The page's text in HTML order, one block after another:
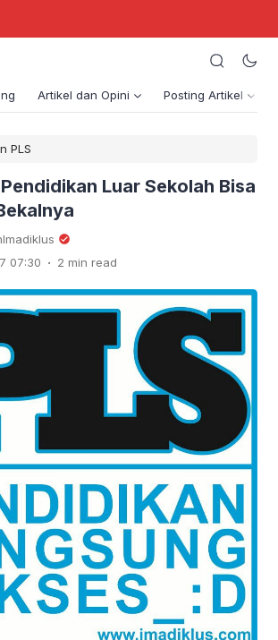
Artikel dan Opini Posting Artikel
PLS
Luar Sekolah Bisa
07:30 . 2 min read